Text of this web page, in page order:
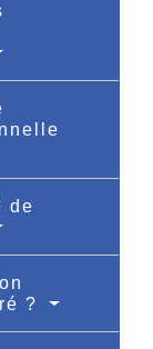
de
?